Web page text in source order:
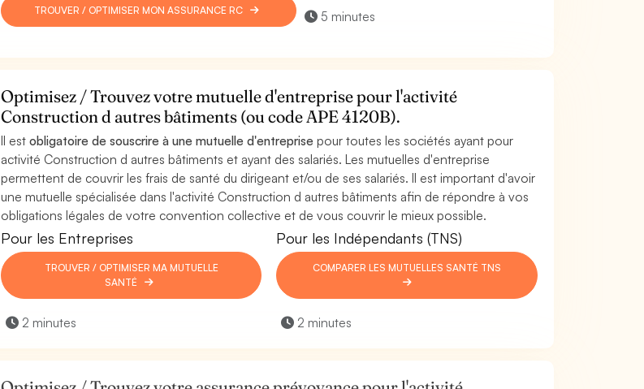
TROUVER / OPTIMISER MON ASSURANCE RC 5 minutes
Optimisez / Trouvez votre mutuelle d'entreprise pour l'activité
Construction d autres bâtiments (ou code APE 4120B).
Il est obligatoire de souscrire à une mutuelle d'entreprise pour toutes les sociétés ayant pour
activité Construction d autres bâtiments et ayant des salariés. Les mutuelles d'entreprise
permettent de couvrir les frais de santé du dirigeant et/ou de ses salariés. Il est important d'avoir
une mutuelle spécialisée dans l'activité Construction d autres bâtiments afin de répondre à vos
obligations légales de votre convention collective et de vous couvrir le mieux possible.
Pour les Entreprises
TROUVER / OPTIMISER MA MUTUELLE
SANTÉ
2 minutes
Pour les Indépendants (TNS)
COMPARER LES MUTUELLES SANTÉ TNS
2 minutes